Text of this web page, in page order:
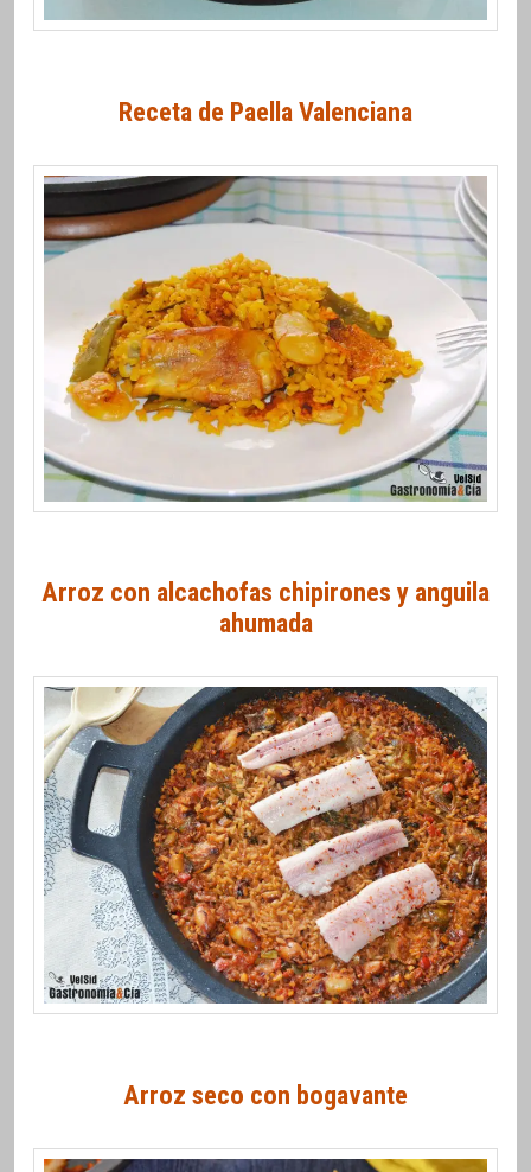
Receta de Paella Valenciana
Arroz con alcachofas chipirones y anguila
ahumada
Arroz seco con bogavante